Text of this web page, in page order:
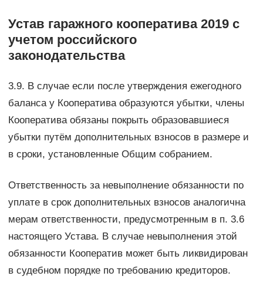
Устав гаражного кооператива 2019 с
учетом российского
законодательства
3.9. В случае если после утверждения ежегодного
баланса у Кооператива образуются убытки, члены
Кооператива обязаны покрыть образовавшиеся
убытки путём дополнительных взносов в размере и
в сроки, установленные Общим собранием.
Ответственность за невыполнение обязанности по
уплате в срок дополнительных взносов аналогична
мерам ответственности, предусмотренным в п. 3.6
настоящего Устава. В случае невыполнения этой
обязанности Кооператив может быть ликвидирован
в судебном порядке по требованию кредиторов.